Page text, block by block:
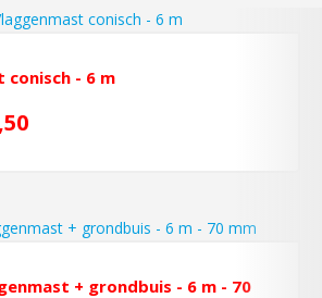
conisch - 6 m
+ grondbuis - 6 m - 70